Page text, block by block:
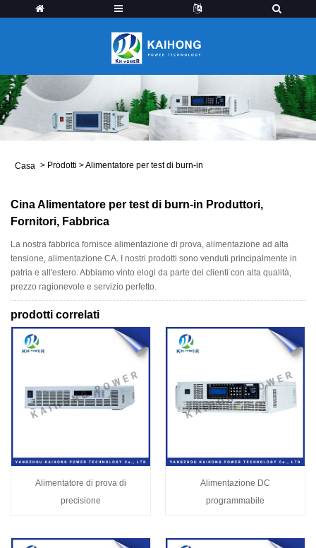
Casa > Prodotti >Alimentatore per test di burn-in
Cina Alimentatore per test di burn-in Produttori,
Fornitori, Fabbrica
La nostra fabbrica fornisce alimentazione di prova, alimentazione ad alta
tensione, alimentazione CA. I nostri prodotti sono venduti principalmente in
patria e all'estero. Abbiamo vinto elogi da parte dei clienti con alta qualità,
prezzo ragionevole e servizio perfetto.
prodotti correlati
Alimentatore di prova di
precisione
Alimentazione DC
programmabile